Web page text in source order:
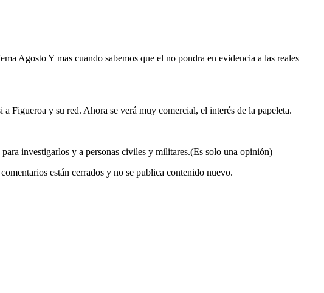
Agosto Y mas cuando sabemos que el no pondra en evidencia a las reales
Figueroa y su red. Ahora se verá muy comercial, el interés de la papeleta.
investigarlos y a personas civiles y militares.(Es solo una opinión)
están cerrados y no se publica contenido nuevo.